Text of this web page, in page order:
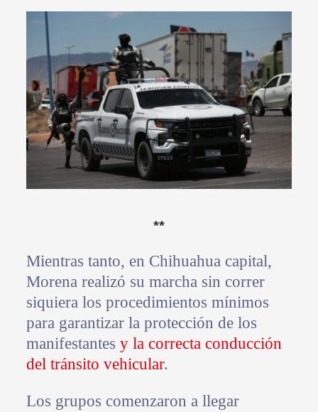
**
Mientras tanto, en Chihuahua capital,
Morena realizó su marcha sin correr
siquiera los procedimientos mínimos
para garantizar la protección de los
manifestantes y la correcta conducción
del tránsito vehicular.
Los grupos comenzaron a llegar